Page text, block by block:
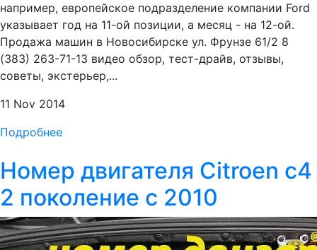
например, европейское подразделение компании Ford
указывает год на 11-ой позиции, а месяц - на 12-ой.
Продажа машин в Новосибирске ул. Фрунзе 61/2 8
(383) 263-71-13 видео обзор, тест-драйв, отзывы,
советы, экстерьер,...
11 Nov 2014
Подробнее
Номер двигателя Citroen c4
2 поколение с 2010